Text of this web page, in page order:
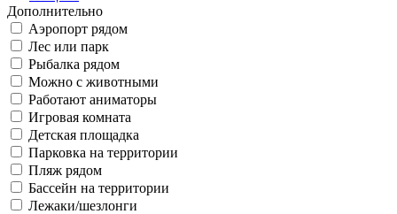
Дополнительно
Аэропорт рядом
Лес или парк
Рыбалка рядом
Можно с животными
Работают аниматоры
Игровая комната
Детская площадка
Парковка на территории
Пляж рядом
Бассейн на территории
Лежаки/шезлонги